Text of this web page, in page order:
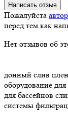
Написать отзыв
Пожалуйста
перед тем как
Нет отзывов об
донный слив
оборудование для
для бассейнов
системы